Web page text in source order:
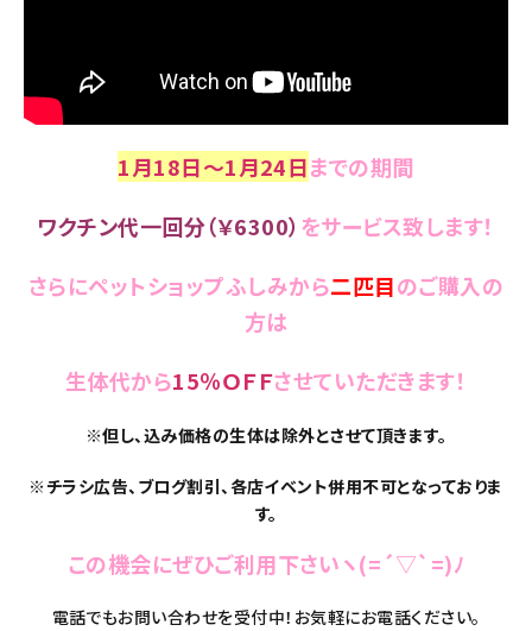
1月18日～1月24日までの期間
ワクチン代一回分（￥6300） をサービス致します！
さらにペットショップふしみから二匹目のご購入の
方は
生体代から15％ＯＦＦさせていただきます！
※但し、込み価格の生体は除外とさせて頂きます。
※チラシ広告、ブログ割引、各店イベント併用不可となっておりま
す。
この機会にぜひご利用下さいヽ(=´▽`=)ﾉ
電話でもお問い合わせを受付中！お気軽にお電話ください。